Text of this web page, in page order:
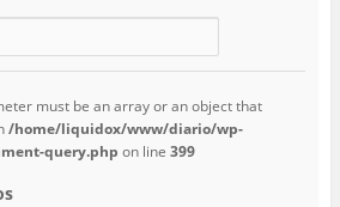
must be an array or an object that
/home/liquidox/www/diario/wp-
query.php on line 399